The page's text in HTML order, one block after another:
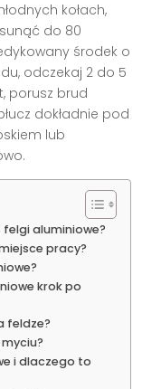
kołach,
do 80
środek o
odczekaj 2 do 5
porusz brud
dokładnie pod
lub
aluminiowe?
pracy?
krok po
feldze?
i dlaczego to